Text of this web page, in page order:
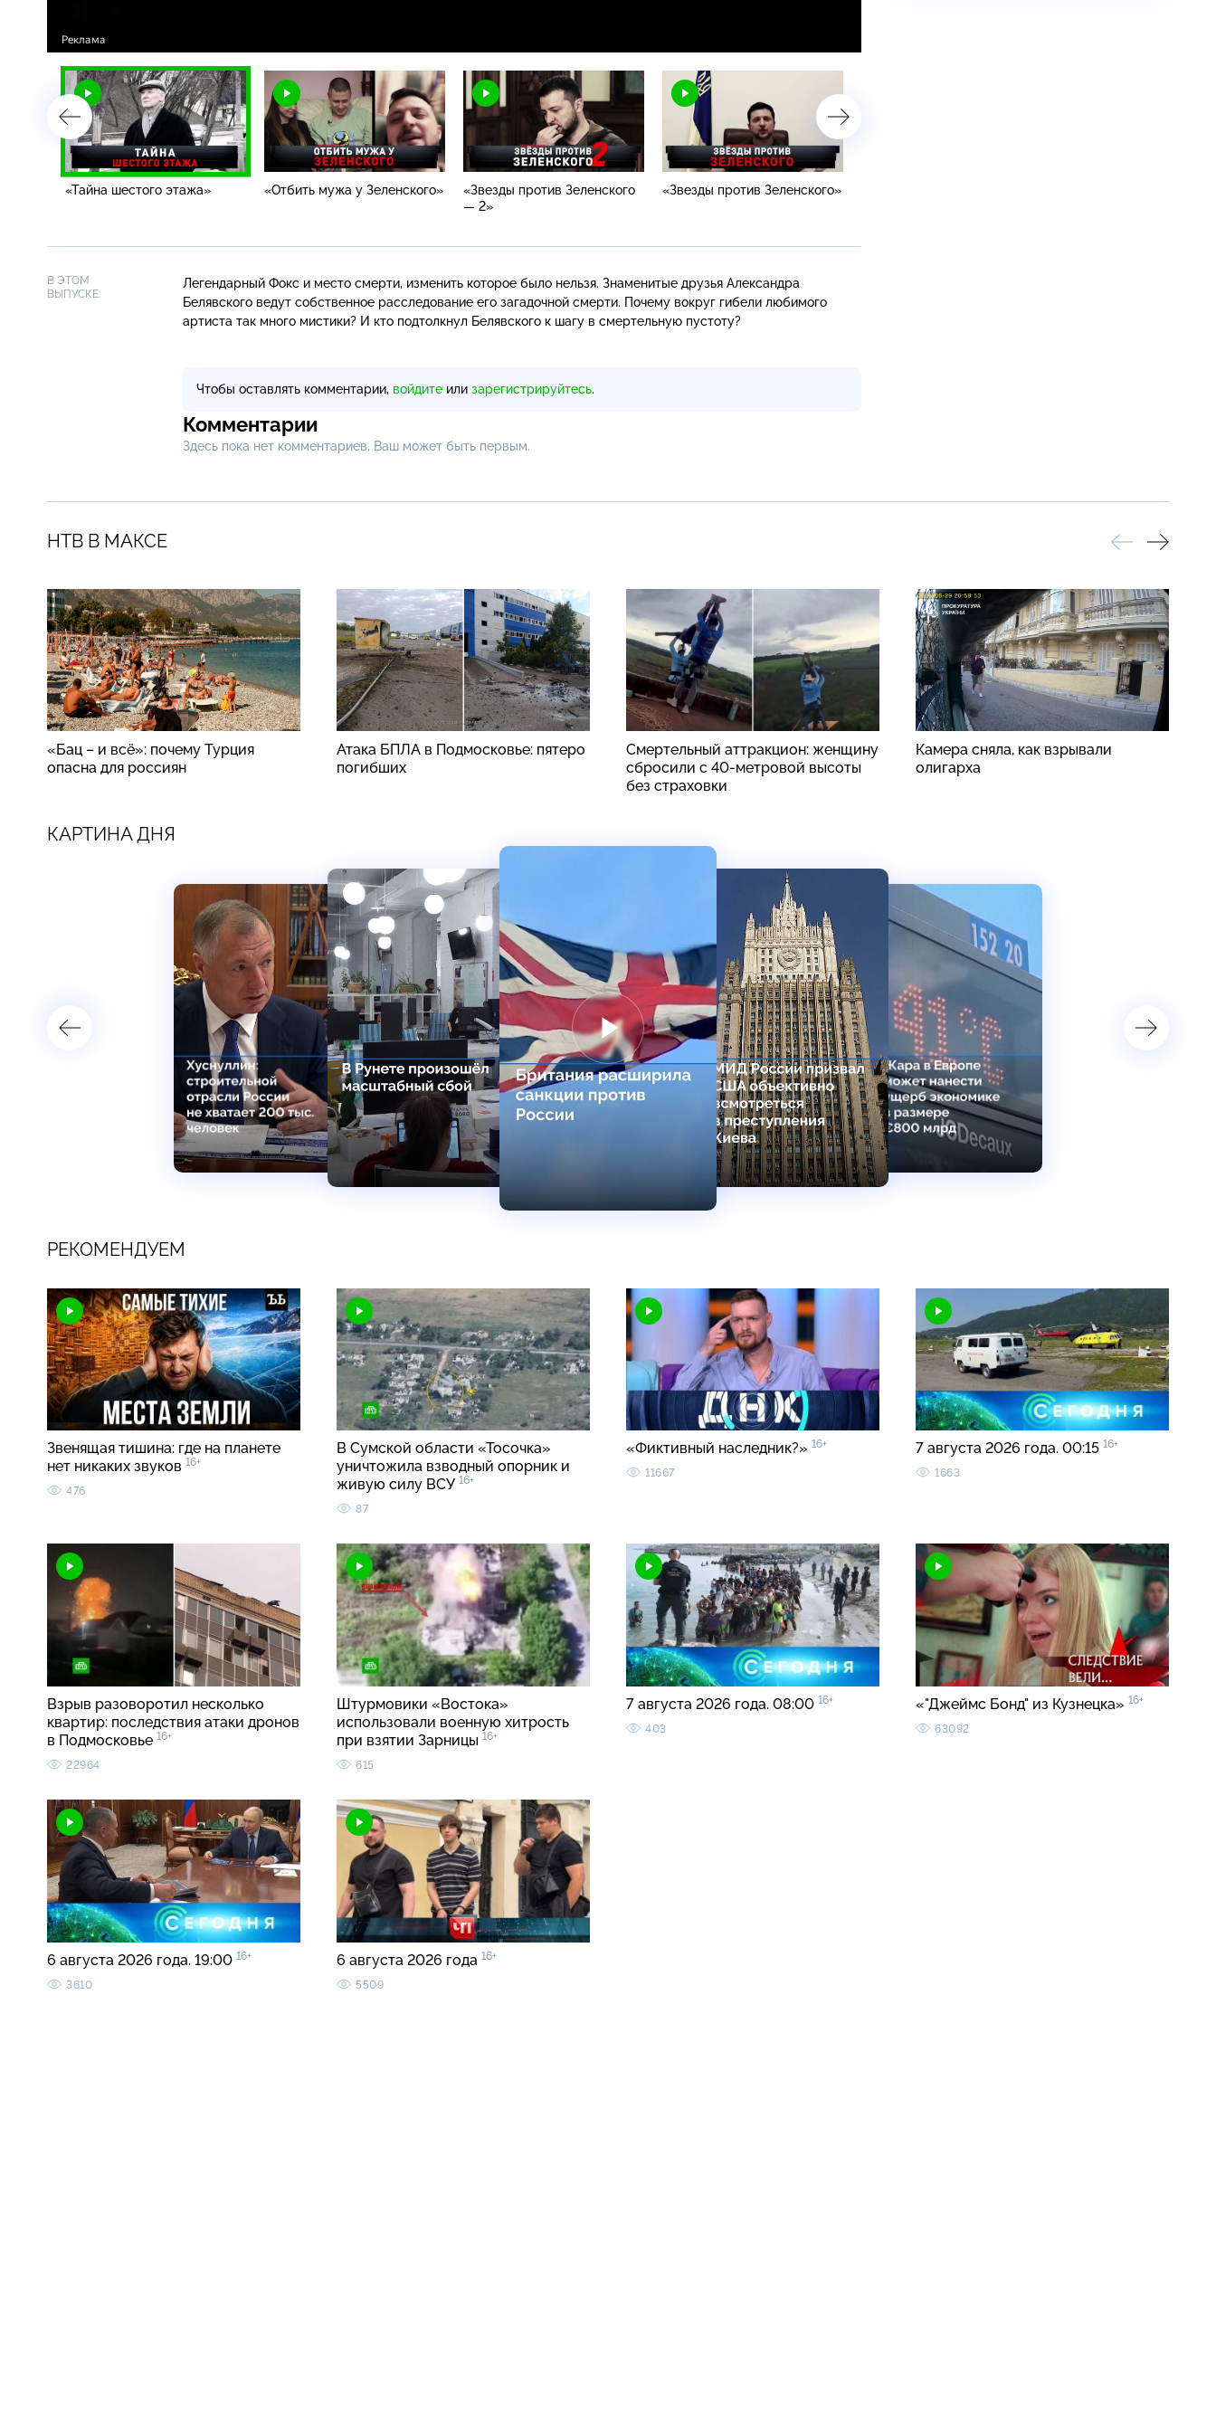
«Тайна шестого этажа» «Отбить мужа у Зеленского»
«Звезды против Зеленского
— 2»
«Звезды против Зеленского»
В ЭТОМ
ВЫПУСКЕ:
Легендарный Фокс и место смерти, изменить которое было нельзя. Знаменитые друзья Александра
Белявского ведут собственное расследование его загадочной смерти. Почему вокруг гибели любимого
артиста так много мистики? И кто подтолкнул Белявского к шагу в смертельную пустоту?
Чтобы оставлять комментарии, войдите или зарегистрируйтесь.
Комментарии
Здесь пока нет комментариев, Ваш может быть первым.
НТВ В МАКСЕ
«Бац – и всё»: почему Турция
опасна для россиян
Атака БПЛА в Подмосковье: пятеро
погибших
Смертельный аттракцион: женщину
сбросили с 40-метровой высоты
без страховки
Камера сняла, как взрывали
олигарха
КАРТИНА ДНЯ
РЕКОМЕНДУЕМ
Звенящая тишина: где на планете
нет никаких звуков 16+
476
В Сумской области «Тосочка»
уничтожила взводный опорник и
живую силу ВСУ 16+
87
«Фиктивный наследник?» 16+
11667
7 августа 2026 года. 00:15 16+
1663
Взрыв разоворотил несколько
квартир: последствия атаки дронов
в Подмосковье 16+
22964
Штурмовики «Востока»
использовали военную хитрость
при взятии Зарницы 16+
615
7 августа 2026 года. 08:00 16+
403
«"Джеймс Бонд" из Кузнецка» 16+
63092
6 августа 2026 года. 19:00 16+
3610
6 августа 2026 года 16+
5509